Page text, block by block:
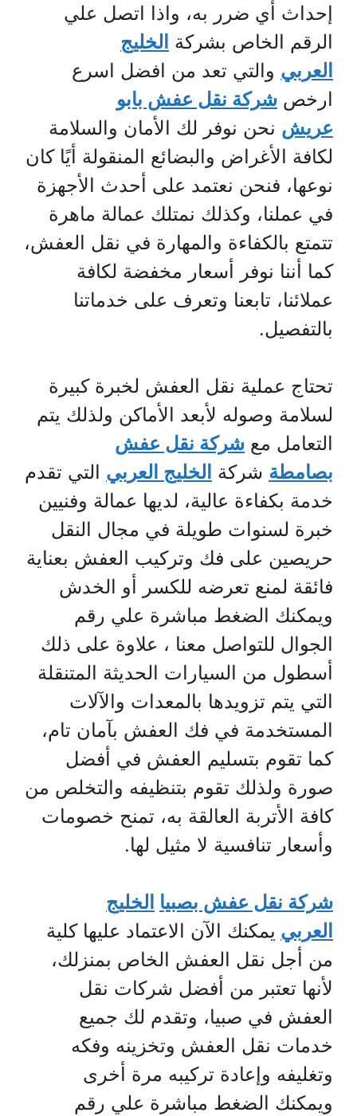
إحداث أي ضرر به، واذا اتصل علي
الرقم الخاص بشركة الخليج
العربي والتي تعد من افضل اسرع
ارخص شركة نقل عفش بابو
عريش نحن نوفر لك الأمان والسلامة
لكافة الأغراض والبضائع المنقولة أيًا كان
نوعها، فنحن نعتمد على أحدث الأجهزة
في عملنا، وكذلك نمتلك عمالة ماهرة
تتمتع بالكفاءة والمهارة في نقل العفش،
كما أننا نوفر أسعار مخفضة لكافة
عملائنا، تابعنا وتعرف على خدماتنا
بالتفصيل.
تحتاج عملية نقل العفش لخبرة كبيرة
لسلامة وصوله لأبعد الأماكن ولذلك يتم
التعامل مع شركة نقل عفش
بصامطة شركة الخليج العربي التي تقدم
خدمة بكفاءة عالية، لديها عمالة وفنيين
خبرة لسنوات طويلة في مجال النقل
حريصين على فك وتركيب العفش بعناية
فائقة لمنع تعرضه للكسر أو الخدش
ويمكنك الضغط مباشرة علي رقم
الجوال للتواصل معنا ، علاوة على ذلك
أسطول من السيارات الحديثة المتنقلة
التي يتم تزويدها بالمعدات والآلات
المستخدمة في فك العفش بآمان تام،
كما تقوم بتسليم العفش في أفضل
صورة ولذلك تقوم بتنظيفه والتخلص من
كافة الأتربة العالقة به، تمنح خصومات
وأسعار تنافسية لا مثيل لها.
شركة نقل عفش بصبيا الخليج
العربي يمكنك الآن الاعتماد عليها كلية
من أجل نقل العفش الخاص بمنزلك،
لأنها تعتبر من أفضل شركات نقل
العفش في صبيا، وتقدم لك جميع
خدمات نقل العفش وتخزينه وفكه
وتغليفه وإعادة تركيبه مرة أخرى
ويمكنك الضغط مباشرة علي رقم